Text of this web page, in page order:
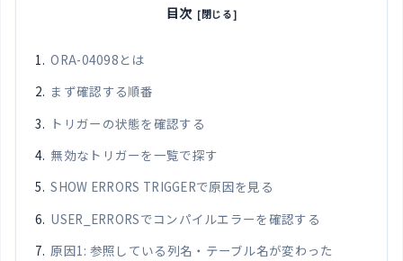
目次
ORA-04098とは
まず確認する順番
トリガーの状態を確認する
無効なトリガーを一覧で探す
SHOW ERRORS TRIGGERで原因を見る
USER_ERRORSでコンパイルエラーを確認する
原因1: 参照している列名・テーブル名が変わった